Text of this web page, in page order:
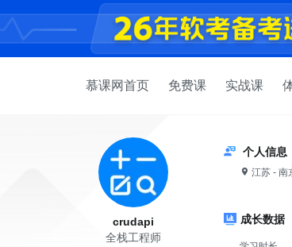
慕课网首页 免费课 实战课
crudapi
全栈工程师
个人信息
江苏 - 南
成长数据